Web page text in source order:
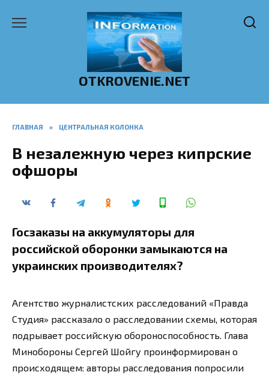
OTKROVENIE.NET
ГЛАВНАЯ » ЦЕНТРАЛЬНАЯ КОЛОНКА
В незалежную через кипрские
офшоры
Госзаказы на аккумуляторы для
российской оборонки замыкаются на
украинских производителях?
Агентство журналистских расследований «Правда
Студия» рассказало о расследовании схемы, которая
подрывает российскую обороноспособность. Глава
Минобороны Сергей Шойгу проинформирован о
происходящем: авторы расследования попросили